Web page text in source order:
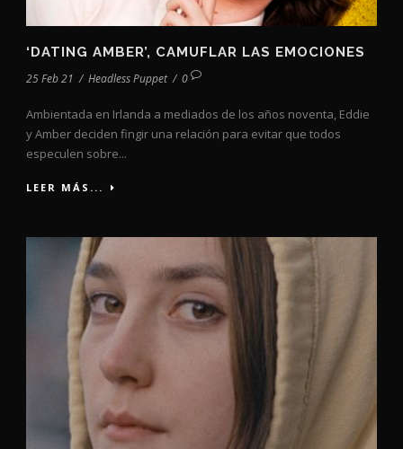
‘DATING AMBER’, CAMUFLAR LAS EMOCIONES
25 Feb 21 / Headless Puppet / 0
Ambientada en Irlanda a mediados de los años noventa, Eddie
y Amber deciden fingir una relación para evitar que todos
especulen sobre...
LEER MÁS...